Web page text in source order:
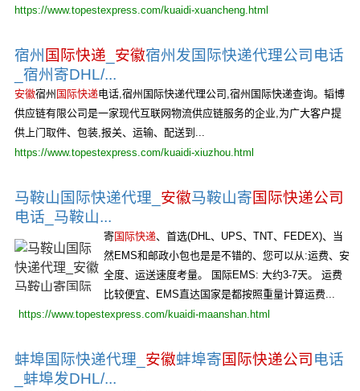
https://www.topestexpress.com/kuaidi-xuancheng.html
宿州 国际快递 安徽宿州发国际快递代理公司电话
_宿州寄DHL/...
安徽宿州 国际快递电话,宿州国际快递代理公司,宿州国际快递查询。韬博
供应链有限公司是一家现代互联网物流供应链服务的企业,为广大客户提
供上门取件、包装,报关、运输、配送到...
https://www.topestexpress.com/kuaidi-xiuzhou.html
马鞍山国际快递代理_ 安徽马鞍山寄国际快递公司
电话_马鞍山...
寄国际快递、首选(DHL、UPS、TNT、FEDEX)、当
然EMS和邮政小包也是是不错的、您可以从:运费、安
全度、运送速度考量。 国际EMS: 大约3-7天。 运费
比较便宜、EMS直达国家是都按照重量计算运费...
https://www.topestexpress.com/kuaidi-maanshan.html
蚌埠国际快递代理_ 安徽蚌埠寄国际快递公司 电话
_蚌埠发DHL/...